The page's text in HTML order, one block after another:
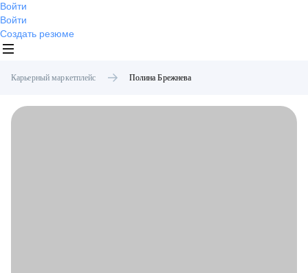
Войти
Войти
Создать резюме
Карьерный маркетплейс Полина Брежнева